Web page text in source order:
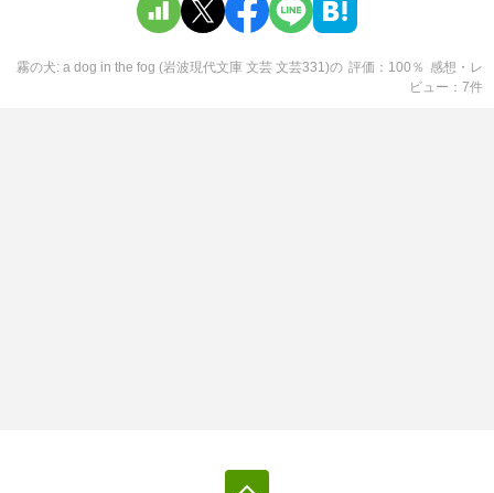
霧の犬: a dog in the fog (岩波現代文庫 文芸 文芸331)の 評価 100 ％ 感想・レ
ビュー
7件